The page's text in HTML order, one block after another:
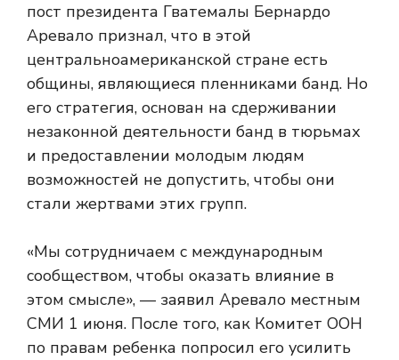
пост президента Гватемалы Бернардо
Аревало признал, что в этой
центральноамериканской стране есть
общины, являющиеся пленниками банд. Но
его стратегия, основан на сдерживании
незаконной деятельности банд в тюрьмах
и предоставлении молодым людям
возможностей не допустить, чтобы они
стали жертвами этих групп.
«Мы сотрудничаем с международным
сообществом, чтобы оказать влияние в
этом смысле», — заявил Аревало местным
СМИ 1 июня. После того, как Комитет ООН
по правам ребенка попросил его усилить